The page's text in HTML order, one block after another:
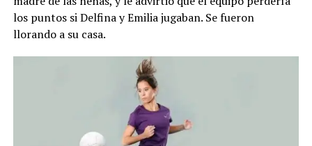
los puntos si Delfina y Emilia jugaban. Se fueron
llorando a su casa.